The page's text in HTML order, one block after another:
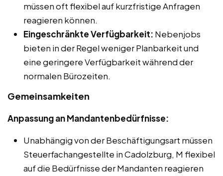
müssen oft flexibel auf kurzfristige Anfragen
reagieren können.
Eingeschränkte Verfügbarkeit: Nebenjobs
bieten in der Regel weniger Planbarkeit und
eine geringere Verfügbarkeit während der
normalen Bürozeiten.
Gemeinsamkeiten
Anpassung an Mandantenbedürfnisse:
Unabhängig von der Beschäftigungsart müssen
Steuerfachangestellte in Cadolzburg, M flexibel
auf die Bedürfnisse der Mandanten reagieren